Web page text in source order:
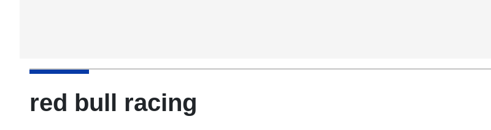
red bull racing